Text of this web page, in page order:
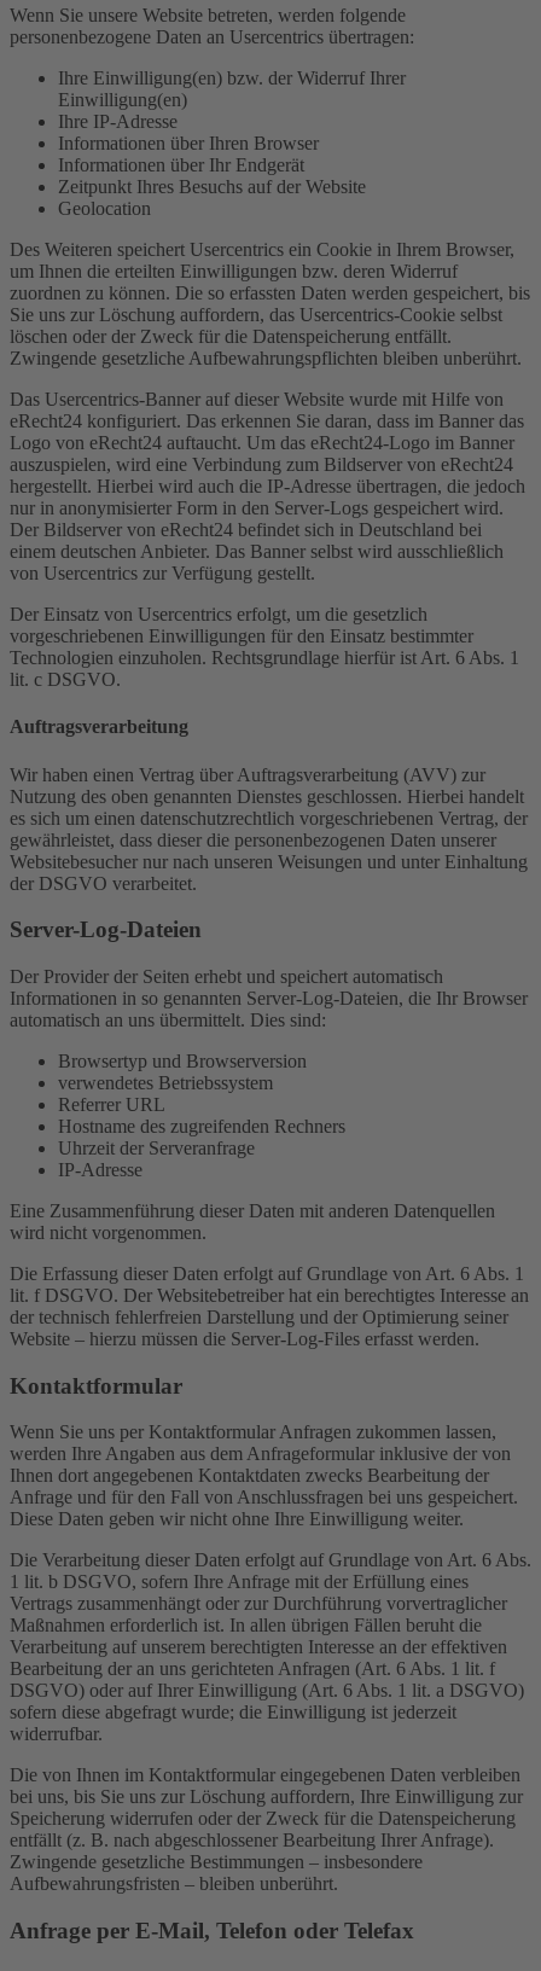
Wenn Sie unsere Website betreten, werden folgende
personenbezogene Daten an Usercentrics übertragen:
Ihre Einwilligung(en) bzw. der Widerruf Ihrer
Einwilligung(en)
Ihre IP-Adresse
Informationen über Ihren Browser
Informationen über Ihr Endgerät
Zeitpunkt Ihres Besuchs auf der Website
Geolocation
Des Weiteren speichert Usercentrics ein Cookie in Ihrem Browser,
um Ihnen die erteilten Einwilligungen bzw. deren Widerruf
zuordnen zu können. Die so erfassten Daten werden gespeichert, bis
Sie uns zur Löschung auffordern, das Usercentrics-Cookie selbst
löschen oder der Zweck für die Datenspeicherung entfällt.
Zwingende gesetzliche Aufbewahrungspflichten bleiben unberührt.
Das Usercentrics-Banner auf dieser Website wurde mit Hilfe von
eRecht24 konfiguriert. Das erkennen Sie daran, dass im Banner das
Logo von eRecht24 auftaucht. Um das eRecht24-Logo im Banner
auszuspielen, wird eine Verbindung zum Bildserver von eRecht24
hergestellt. Hierbei wird auch die IP-Adresse übertragen, die jedoch
nur in anonymisierter Form in den Server-Logs gespeichert wird.
Der Bildserver von eRecht24 befindet sich in Deutschland bei
einem deutschen Anbieter. Das Banner selbst wird ausschließlich
von Usercentrics zur Verfügung gestellt.
Der Einsatz von Usercentrics erfolgt, um die gesetzlich
vorgeschriebenen Einwilligungen für den Einsatz bestimmter
Technologien einzuholen. Rechtsgrundlage hierfür ist Art. 6 Abs. 1
lit. c DSGVO.
Auftragsverarbeitung
Wir haben einen Vertrag über Auftragsverarbeitung (AVV) zur
Nutzung des oben genannten Dienstes geschlossen. Hierbei handelt
es sich um einen datenschutzrechtlich vorgeschriebenen Vertrag, der
gewährleistet, dass dieser die personenbezogenen Daten unserer
Websitebesucher nur nach unseren Weisungen und unter Einhaltung
der DSGVO verarbeitet.
Server-Log-Dateien
Der Provider der Seiten erhebt und speichert automatisch
Informationen in so genannten Server-Log-Dateien, die Ihr Browser
automatisch an uns übermittelt. Dies sind:
Browsertyp und Browserversion
verwendetes Betriebssystem
Referrer URL
Hostname des zugreifenden Rechners
Uhrzeit der Serveranfrage
IP-Adresse
Eine Zusammenführung dieser Daten mit anderen Datenquellen
wird nicht vorgenommen.
Die Erfassung dieser Daten erfolgt auf Grundlage von Art. 6 Abs. 1
lit. f DSGVO. Der Websitebetreiber hat ein berechtigtes Interesse an
der technisch fehlerfreien Darstellung und der Optimierung seiner
Website – hierzu müssen die Server-Log-Files erfasst werden.
Kontaktformular
Wenn Sie uns per Kontaktformular Anfragen zukommen lassen,
werden Ihre Angaben aus dem Anfrageformular inklusive der von
Ihnen dort angegebenen Kontaktdaten zwecks Bearbeitung der
Anfrage und für den Fall von Anschlussfragen bei uns gespeichert.
Diese Daten geben wir nicht ohne Ihre Einwilligung weiter.
Die Verarbeitung dieser Daten erfolgt auf Grundlage von Art. 6 Abs.
1 lit. b DSGVO, sofern Ihre Anfrage mit der Erfüllung eines
Vertrags zusammenhängt oder zur Durchführung vorvertraglicher
Maßnahmen erforderlich ist. In allen übrigen Fällen beruht die
Verarbeitung auf unserem berechtigten Interesse an der effektiven
Bearbeitung der an uns gerichteten Anfragen (Art. 6 Abs. 1 lit. f
DSGVO) oder auf Ihrer Einwilligung (Art. 6 Abs. 1 lit. a DSGVO)
sofern diese abgefragt wurde; die Einwilligung ist jederzeit
widerrufbar.
Die von Ihnen im Kontaktformular eingegebenen Daten verbleiben
bei uns, bis Sie uns zur Löschung auffordern, Ihre Einwilligung zur
Speicherung widerrufen oder der Zweck für die Datenspeicherung
entfällt (z. B. nach abgeschlossener Bearbeitung Ihrer Anfrage).
Zwingende gesetzliche Bestimmungen – insbesondere
Aufbewahrungsfristen – bleiben unberührt.
Anfrage per E-Mail, Telefon oder Telefax